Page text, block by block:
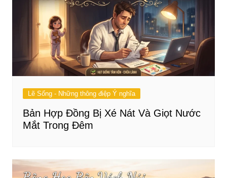
Lẽ Sống - Những thông điệp Ý nghĩa
Bản Hợp Đồng Bị Xé Nát Và Giọt Nước
Mắt Trong Đêm